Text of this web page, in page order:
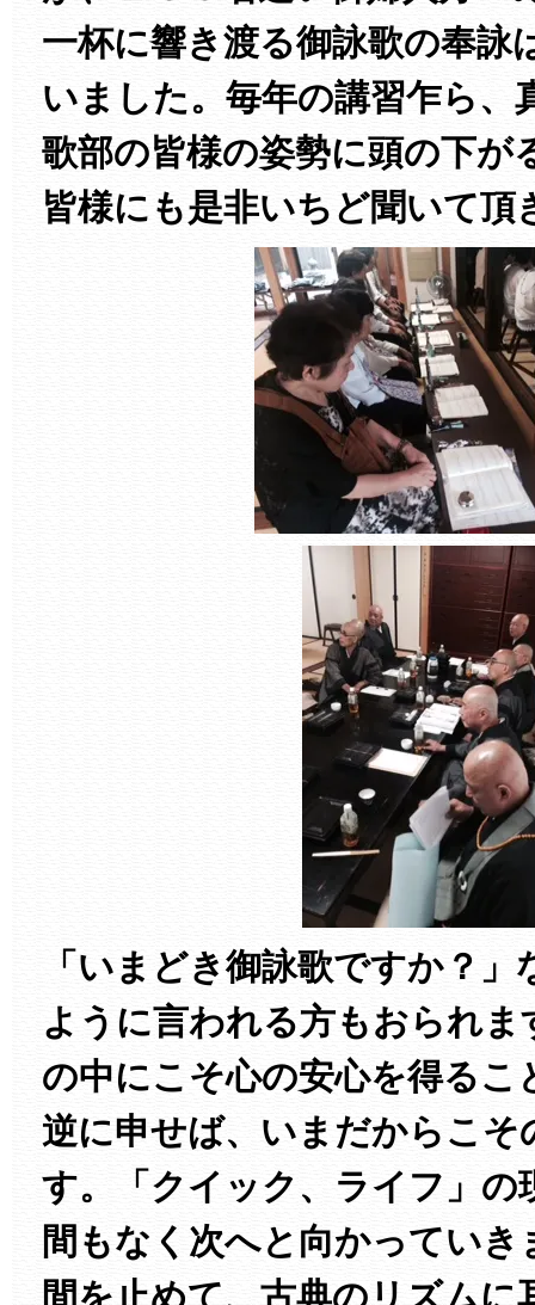
一杯に響き渡る御詠歌の奉詠
いました。毎年の講習乍ら、
歌部の皆様の姿勢に頭の下が
皆様にも是非いちど聞いて頂
「いまどき御詠歌ですか？
ように言われる方もおられま
の中にこそ心の安心を得るこ
逆に申せば、いまだからこそ
す。「クイック、ライフ」の
間もなく次へと向かってい
間を止めて、古典のリズムに